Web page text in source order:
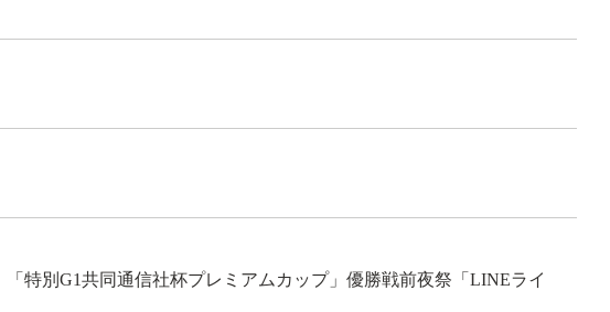
特別G1共同通信社杯プレミアムカップ」優勝戦前夜祭「LINEライ